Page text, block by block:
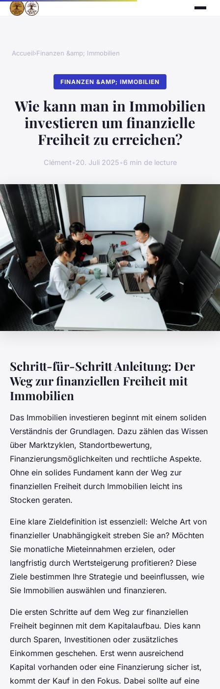
Accueil›Finanzen &amp; Immobilien
FINANZEN &AMP; IMMOBILIEN
Wie kann man in Immobilien
investieren um finanzielle
Freiheit zu erreichen?
Clément•20. Juli 2025•6 min de lecture
Schritt-für-Schritt Anleitung: Der
Weg zur finanziellen Freiheit mit
Immobilien
Das Immobilien investieren beginnt mit einem soliden
Verständnis der Grundlagen. Dazu zählen das Wissen
über Marktzyklen, Standortbewertung,
Finanzierungsmöglichkeiten und rechtliche Aspekte.
Ohne ein solides Fundament kann der Weg zur
finanziellen Freiheit durch Immobilien leicht ins
Stocken geraten.
Eine klare Zieldefinition ist essenziell: Welche Art von
finanzieller Unabhängigkeit streben Sie an? Möchten
Sie monatliche Mieteinnahmen erzielen, oder
langfristig durch Wertsteigerung profitieren? Diese
Ziele bestimmen Ihre Strategie und beeinflussen, wie
Sie Immobilien auswählen und finanzieren.
Die ersten Schritte auf dem Weg zur finanziellen
Freiheit beginnen mit dem Kapitalaufbau. Dies kann
durch Sparen, Investitionen oder zusätzliches
Einkommen geschehen. Erst wenn ausreichend
Kapital vorhanden oder eine Finanzierung sicher ist,
kommt der Kauf in den Fokus. Dabei sollte auf eine